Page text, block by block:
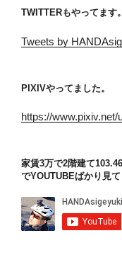
TWITTERもやってます。
Tweets by
PIXIVやってました。
https://www.pixiv.net/
家賃3万で2階建て
でYOUTUBEばかり見て